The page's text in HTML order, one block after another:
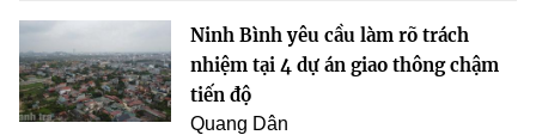
Ninh Bình yêu cầu làm rõ trách
nhiệm tại 4 dự án giao thông chậm
tiến độ
Quang Dân